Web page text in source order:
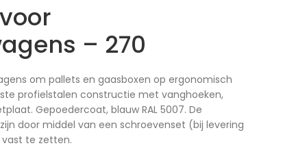
– 270
om pallets en gaasboxen op ergonomisch
profielstalen constructie met vanghoeken,
Gepoedercoat, blauw RAL 5007. De
door middel van een schroevenset (bij levering
te zetten.